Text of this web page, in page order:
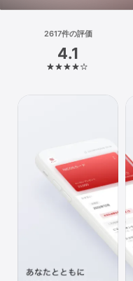
検索
プラットフォーム
iPhone
2617件の評価
4.1